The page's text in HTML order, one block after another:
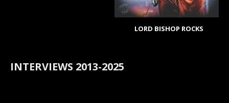
LORD BISHOP ROCKS
INTERVIEWS 2013-2025